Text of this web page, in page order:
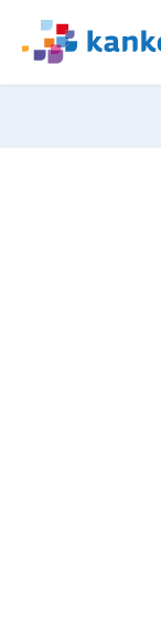
naar
We
zijn